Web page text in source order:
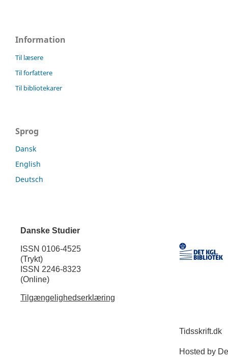
Information
Til læsere
Til forfattere
Til bibliotekarer
Sprog
Dansk
English
Deutsch
Danske Studier
ISSN 0106-4525
(Trykt)
ISSN 2246-8323
(Online)
Tilgængelighedserklæring